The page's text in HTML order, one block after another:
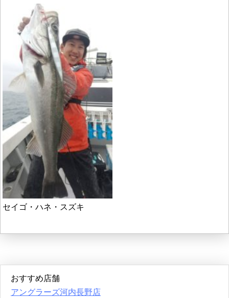
セイゴ・ハネ・スズキ
おすすめ店舗
アングラーズ河内長野店